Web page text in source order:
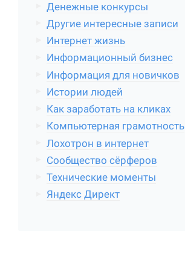
Денежные конкурсы
Другие интересные записи
Интернет жизнь
Информационный бизнес
Информация для новичков
Истории людей
Как заработать на кликах
Компьютерная грамотность
Лохотрон в интернет
Сообщество сёрферов
Технические моменты
Яндекс Директ